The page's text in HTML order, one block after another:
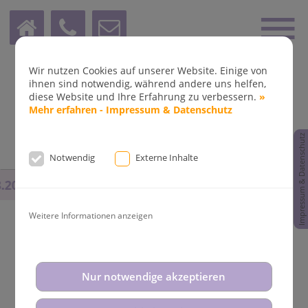
Wir nutzen Cookies auf unserer Website. Einige von
ihnen sind notwendig, während andere uns helfen,
diese Website und Ihre Erfahrung zu verbessern.»
Mehr erfahren - Impressum & Datenschutz
Notwendig Externe Inhalte
Weitere Informationen anzeigen
Nur notwendige akzeptieren
Impressum & Datenschutz
Aktuelle News aus der
Kieferorthopädie Dr. Fleddermann